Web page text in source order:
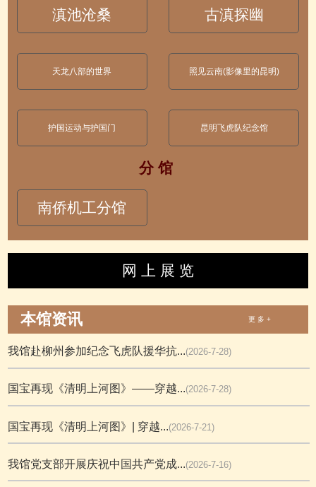
滇池沧桑 古滇探幽
天龙八部的世界 照见云南(影像里的昆明)
护国运动与护国门 昆明飞虎队纪念馆
分 馆
南侨机工分馆
网 上 展 览
本馆资讯 更 多 +
我馆赴柳州参加纪念飞虎队援华抗...(2026-7-28)
国宝再现《清明上河图》——穿越...(2026-7-28)
国宝再现《清明上河图》| 穿越...(2026-7-21)
我馆党支部开展庆祝中国共产党成...(2026-7-16)